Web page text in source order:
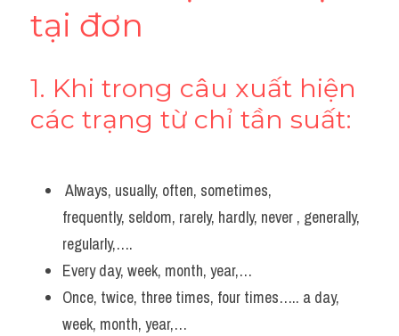
tại đơn
1. Khi trong câu xuất hiện
các trạng từ chỉ tần suất:
Always, usually, often, sometimes,
frequently, seldom, rarely, hardly, never , generally,
regularly,….
Every day, week, month, year,…
Once, twice, three times, four times….. a day,
week, month, year,…